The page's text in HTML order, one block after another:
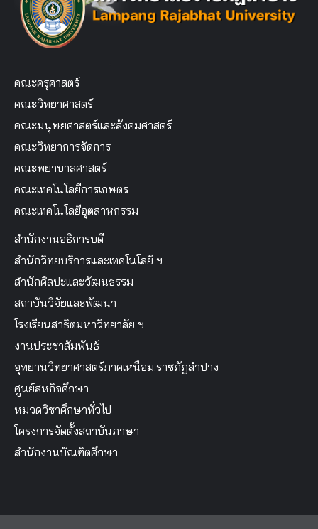
คณะครุศาสตร์
คณะวิทยาศาสตร์
คณะมนุษยศาสตร์และสังคมศาสตร์
คณะวิทยาการจัดการ
คณะพยาบาลศาสตร์
คณะเทคโนโลยีการเกษตร
คณะเทคโนโลยีอุตสาหกรรม
สำนักงานอธิการบดี
สำนักวิทยบริการและเทคโนโลยี ฯ
สำนักศิลปะและวัฒนธรรม
สถาบันวิจัยและพัฒนา
โรงเรียนสาธิตมหาวิทยาลัย ฯ
งานประชาสัมพันธ์
อุทยานวิทยาศาสตร์ภาคเหนือม.ราชภัฏลำปาง
ศูนย์สหกิจศึกษา
หมวดวิชาศึกษาทั่วไป
โครงการจัดตั้งสถาบันภาษา
สำนักงานบัณฑิตศึกษา